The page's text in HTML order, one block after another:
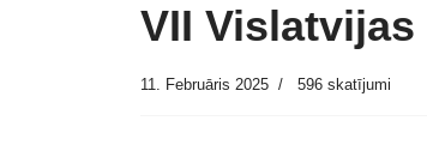
VII
11. Februāris 2025 596 skatījumi